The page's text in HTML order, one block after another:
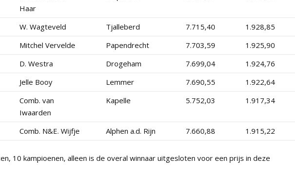
Haar
W. Wagteveld Tjalleberd 7.715,40
1.928,85
Mitchel Vervelde Papendrecht 7.703,59
1.925,90
D. Westra Drogeham 7.699,04
1.924,76
Jelle Booy Lemmer 7.690,55
1.922,64
Comb. van
Iwaarden
Kapelle 5.752,03 1.917,34
Comb. N&E. Wijfje Alphen a.d. Rijn 7.660,88 1.915,22
10 kampioenen, alleen is de overal winnaar uitgesloten voor een prijs in deze